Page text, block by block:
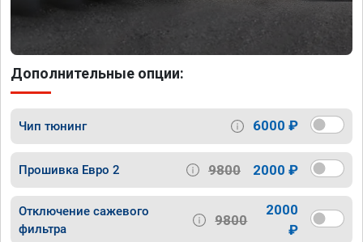
Дополнительные опции:
Чип тюнинг 6000 ₽
Прошивка Евро 2 9800 2000 ₽
Отключение сажевого
фильтра
9800
2000
₽